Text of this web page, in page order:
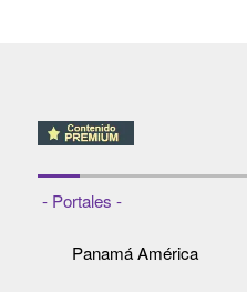
- Portales -
Panamá América